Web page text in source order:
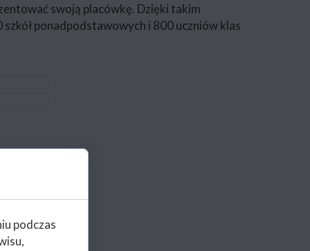
swoją placówkę. Dzięki takim
ponadpodstawowych i 800 uczniów klas
podczas